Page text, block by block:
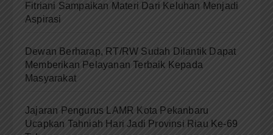
Fitriani Sampaikan Materi Dari Keluhan Menjadi
Aspirasi
Dewan Berharap, RT/RW Sudah Dilantik Dapat
Memberikan Pelayanan Terbaik Kepada
Masyarakat
Jajaran Pengurus LAMR Kota Pekanbaru
Ucapkan Tahniah Hari Jadi Provinsi Riau Ke-69